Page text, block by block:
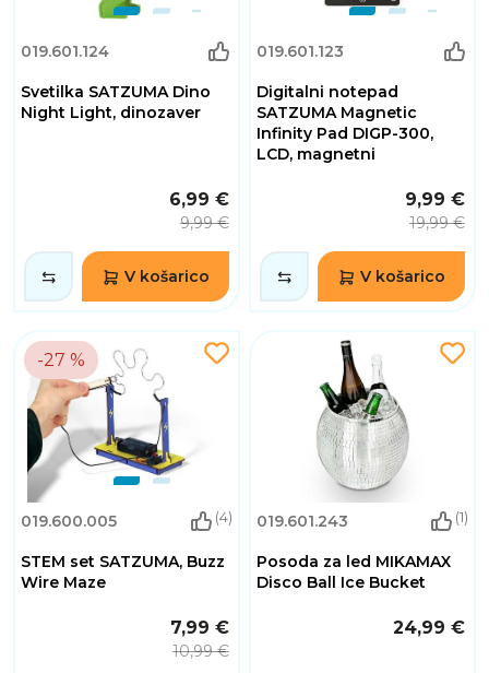
019.601.124
Svetilka SATZUMA Dino
Night Light, dinozaver
6,99 €
9,99 €
V košarico
019.601.123
Digitalni notepad
SATZUMA Magnetic
Infinity Pad DIGP-300,
LCD, magnetni
9,99 €
19,99 €
V košarico
-27 %
019.600.005 (4)
STEM set SATZUMA, Buzz
Wire Maze
7,99 €
10,99 €
019.601.243 (1)
Posoda za led MIKAMAX
Disco Ball Ice Bucket
24,99 €